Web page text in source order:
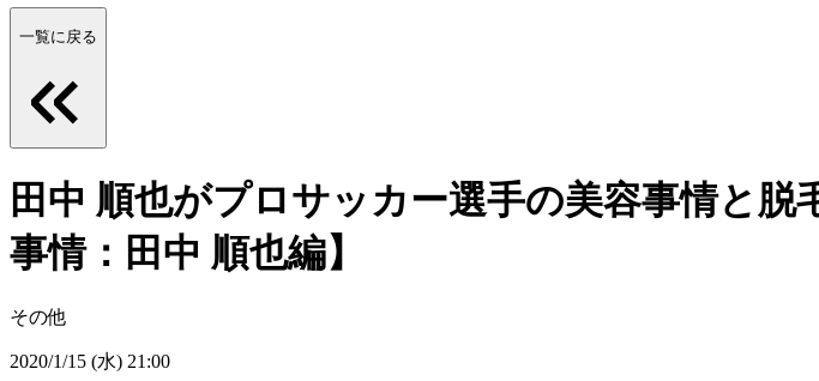
一覧に戻る
田中 順也がプロサッカー選手の美容事情と
事情：田中 順也編】
その他
2020/1/15 (水) 21:00